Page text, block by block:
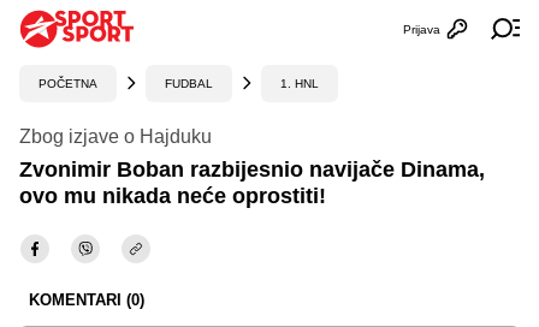
Otvori
Prijava
POČETNA FUDBAL 1. HNL
Zbog izjave o Hajduku
Zvonimir Boban razbijesnio navijače Dinama,
ovo mu nikada neće oprostiti!
KOMENTARI (0)